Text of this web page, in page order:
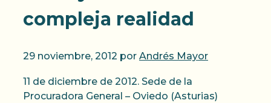
compleja realidad
29 noviembre, 2012 por Andrés Mayor
11 de diciembre de 2012. Sede de la
Procuradora General – Oviedo (Asturias)